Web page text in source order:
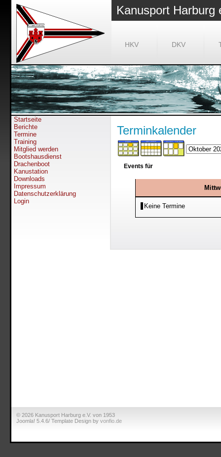
Kanusport Harburg
HKV DKV
Startseite
Berichte
Termine
Training
Mitglied werden
Bootshausdienst
Drachenboot
Kanustation
Downloads
Impressum
Datenschutzerklärung
Login
Terminkalender
Events für
Keine Termine
© 2026 Kanusport Harburg e.V. von 1953
Joomla! 5.4.6/ Template Design by vonfio.de